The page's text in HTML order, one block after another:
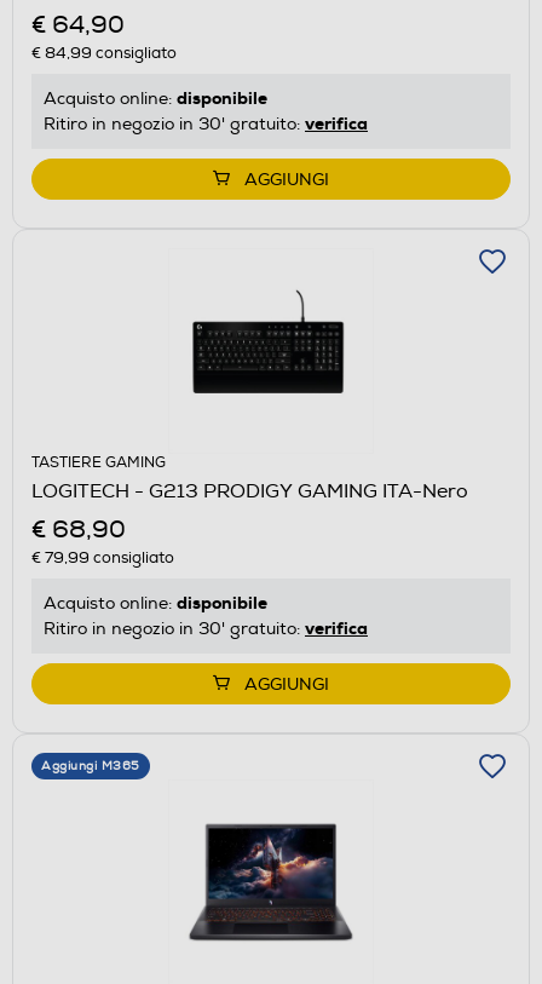
€ 64,90
€ 84,99 consigliato
Acquisto online: disponibile
Ritiro in negozio in 30' gratuito: verifica
AGGIUNGI
TASTIERE GAMING
LOGITECH - G213 PRODIGY GAMING ITA-Nero
€ 68,90
€ 79,99 consigliato
Acquisto online: disponibile
Ritiro in negozio in 30' gratuito: verifica
AGGIUNGI
Aggiungi M365